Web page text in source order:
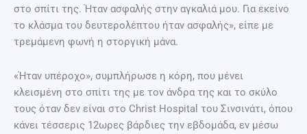
στο σπίτι της. Ήταν ασφαλής στην αγκαλιά μου. Για εκείνο
το κλάσμα του δευτερολέπτου ήταν ασφαλής», είπε με
τρεμάμενη φωνή η στοργική μάνα.
«Ήταν υπέροχο», συμπλήρωσε η κόρη, που μένει
κλεισμένη στο σπίτι της με τον άνδρα της και το σκύλο
τους όταν δεν είναι στο Christ Hospital του Σινσινάτι, όπου
κάνει τέσσερις 12ωρες βάρδιες την εβδομάδα, εν μέσω